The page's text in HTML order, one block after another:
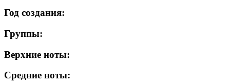
Год создания:
Группы:
Верхние ноты:
Средние ноты: